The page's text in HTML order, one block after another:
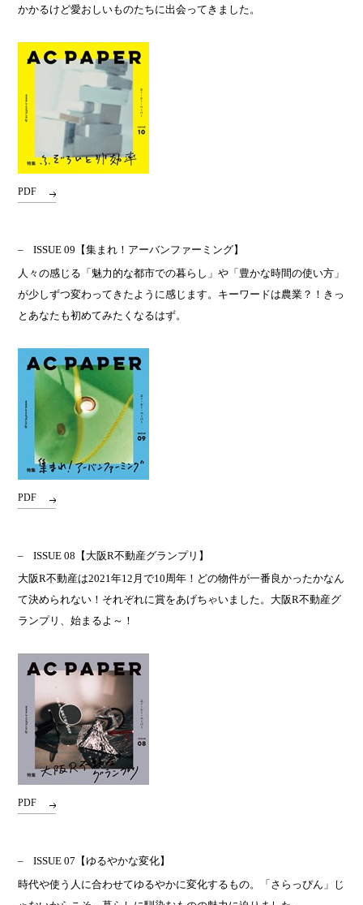
かかるけど愛おしいものたちに出会ってきました。
PDF
ISSUE 09 【集まれ！アーバンファーミング】
人々の感じる「魅力的な都市での暮らし」や「豊かな時間の使い方」
が少しずつ変わってきたように感じます。キーワードは農業？！きっ
とあなたも初めてみたくなるはず。
PDF
ISSUE 08 【大阪R不動産グランプリ】
大阪R不動産は2021年12月で10周年！どの物件が一番良かったかなん
て決められない！それぞれに賞をあげちゃいました。大阪R不動産グ
ランプリ、始まるよ～！
PDF
ISSUE 07 【ゆるやかな変化】
時代や使う人に合わせてゆるやかに変化するもの。「さらっぴん」じ